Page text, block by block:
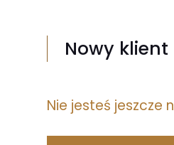
Nowy klient
Nie jesteś jeszcze